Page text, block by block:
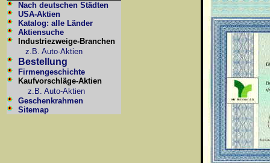
Nach deutschen Städten
USA-Aktien
Katalog: alle Länder
Aktiensuche
Industriezweige-Branchen
z.B. Auto-Aktien
Bestellung
Firmengeschichte
Kaufvorschläge-Aktien
z.B. Auto-Aktien
Geschenkrahmen
Sitemap